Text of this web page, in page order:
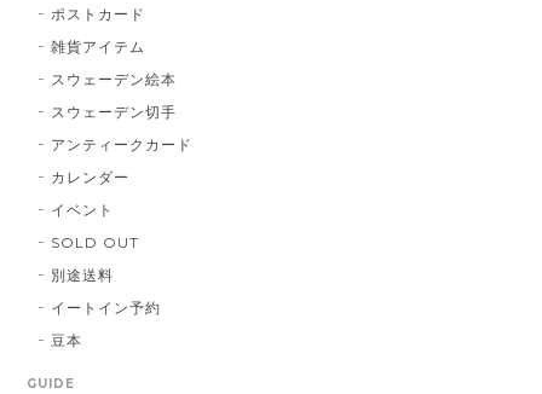
ポストカード
雑貨アイテム
スウェーデン絵本
スウェーデン切手
アンティークカード
カレンダー
イベント
SOLD OUT
別途送料
イートイン予約
豆本
GUIDE